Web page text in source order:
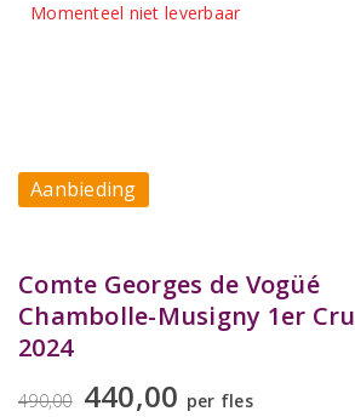
Momenteel niet leverbaar
Aanbieding
Comte Georges de Vogüé
Chambolle-Musigny 1er Cru
2024
490,00 440,00 per fles